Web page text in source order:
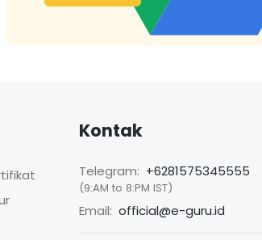
Kontak
Telegram: +6281575345555
(9:AM to 8:PM IST)
Email: official@e-guru.id